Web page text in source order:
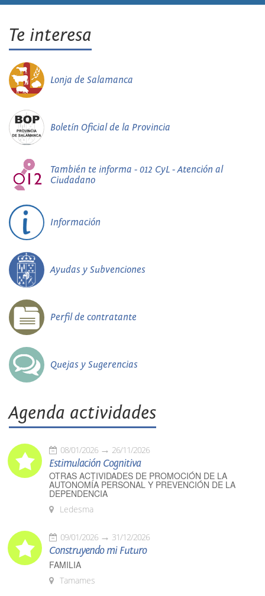
Te interesa
Lonja de Salamanca
Boletín Oficial de la Provincia
También te informa - 012 CyL - Atención al
Ciudadano
Información
Ayudas y Subvenciones
Perfil de contratante
Quejas y Sugerencias
Agenda actividades
08/01/2026 26/11/2026
Estimulación Cognitiva
OTRAS ACTIVIDADES DE PROMOCIÓN DE LA
AUTONOMÍA PERSONAL Y PREVENCIÓN DE LA
DEPENDENCIA
Ledesma
09/01/2026 31/12/2026
Construyendo mi Futuro
FAMILIA
Tamames